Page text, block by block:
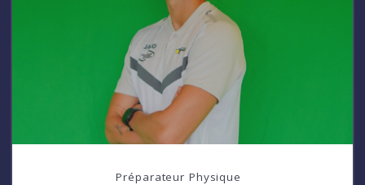
Préparateur Physique